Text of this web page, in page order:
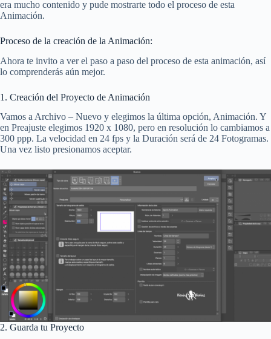
era mucho contenido y pude mostrarte todo el proceso de esta
Animación.
Proceso de la creación de la Animación:
Ahora te invito a ver el paso a paso del proceso de esta animación, así
lo comprenderás aún mejor.
1. Creación del Proyecto de Animación
Vamos a Archivo – Nuevo y elegimos la última opción, Animación. Y
en Preajuste elegimos 1920 x 1080, pero en resolución lo cambiamos a
300 ppp. La velocidad en 24 fps y la Duración será de 24 Fotogramas.
Una vez listo presionamos aceptar.
2. Guarda tu Proyecto